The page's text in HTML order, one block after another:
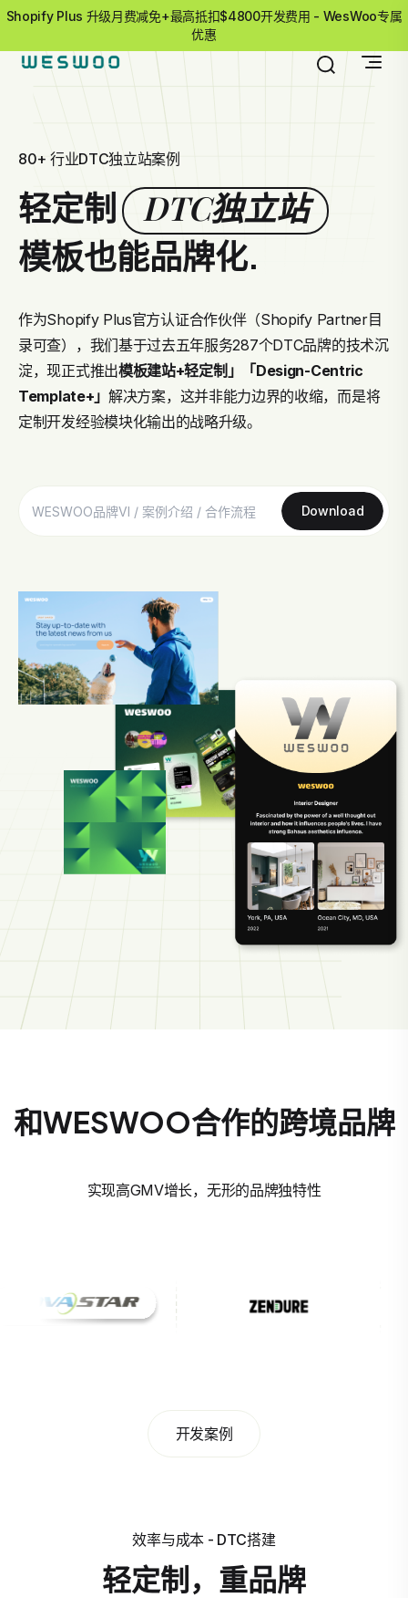
Shopify Plus 升级月费减免+最高抵扣$4800开发费用 - WesWoo专属
优惠
80+ 行业DTC独立站案例
轻定制 DTC独立站
模板也能品牌化.
作为Shopify Plus官方认证合作伙伴（Shopify Partner目
录可查），我们基于过去五年服务287个DTC品牌的技术沉
淀，现正式推出模板建站+轻定制」
「Design-Centric
Template+」 解决方案，这并非能力边界的收缩，而是将
定制开发经验模块化输出的战略升级。
Download
和WESWOO合作的跨境品牌
实现高GMV增长，无形的品牌独特性
开发案例
效率与成本 - DTC搭建
轻定制，重品牌